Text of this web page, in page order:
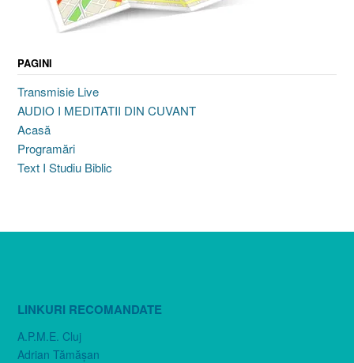
PAGINI
Transmisie Live
AUDIO I MEDITATII DIN CUVANT
Acasă
Programări
Text I Studiu Biblic
LINKURI RECOMANDATE
A.P.M.E. Cluj
Adrian Tămăşan